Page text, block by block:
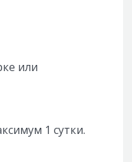
или
1 сутки.